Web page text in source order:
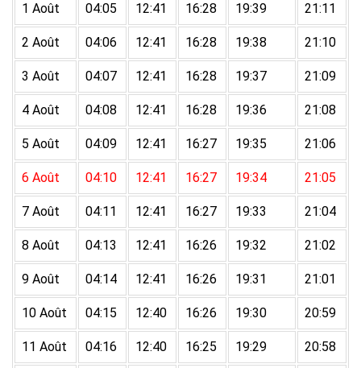
1 Août 04:05 12:41 16:28 19:39 21:11
2 Août 04:06 12:41 16:28 19:38 21:10
3 Août 04:07 12:41 16:28 19:37 21:09
4 Août 04:08 12:41 16:28 19:36 21:08
5 Août 04:09 12:41 16:27 19:35 21:06
6 Août 04:10 12:41 16:27 19:34 21:05
7 Août 04:11 12:41 16:27 19:33 21:04
8 Août 04:13 12:41 16:26 19:32 21:02
9 Août 04:14 12:41 16:26 19:31 21:01
10 Août 04:15 12:40 16:26 19:30 20:59
11 Août 04:16 12:40 16:25 19:29 20:58